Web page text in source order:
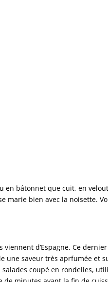
en bâtonnet que cuit, en
marie bien avec la noisette.
d’Espagne. Ce
une saveur très aprfumée et
coupé en rondelles,